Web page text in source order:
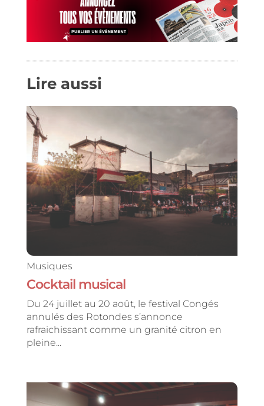
Lire aussi
Musiques
Cocktail musical
Du 24 juillet au 20 août, le festival Congés
annulés des Rotondes s’annonce
rafraichissant comme un granité citron en
pleine...